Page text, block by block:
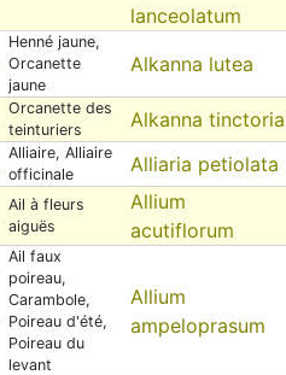
lanceolatum
Henné jaune,
Orcanette
jaune
Alkanna lutea
Orcanette des
teinturiers
Alkanna tinctoria
Alliaire, Alliaire
officinale
Alliaria petiolata
Ail à fleurs
aiguës
Allium
acutiflorum
Ail faux
poireau,
Carambole,
Poireau d'été,
Poireau du
levant
Allium
ampeloprasum